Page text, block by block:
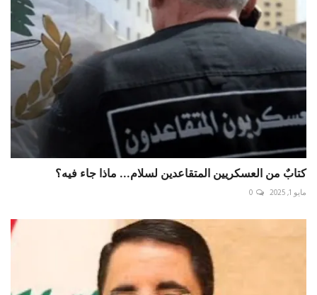
كتابٌ من العسكريين المتقاعدين لسلام... ماذا جاء فيه؟
مايو 1, 2025 0